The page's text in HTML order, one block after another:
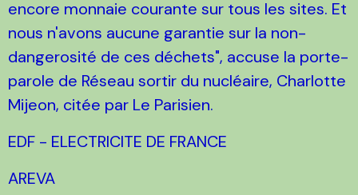
encore monnaie courante sur tous les sites. Et
nous n'avons aucune garantie sur la non-
dangerosité de ces déchets", accuse la porte-
parole de Réseau sortir du nucléaire, Charlotte
Mijeon, citée par Le Parisien.
EDF - ELECTRICITE DE FRANCE
AREVA